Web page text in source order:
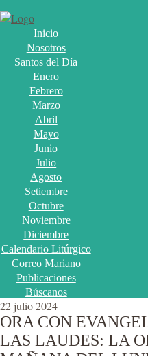
Inicio
Nosotros
Santos del Día
Enero
Febrero
Marzo
Abril
Mayo
Junio
Julio
Agosto
Setiembre
Octubre
Noviembre
Diciembre
Calendario Litúrgico
Correo Mariano
Publicaciones
Búscanos
22 julio 2024
ORA CON
LAS LAUDES: LA